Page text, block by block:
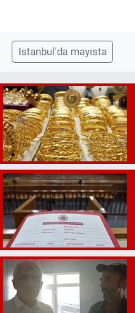
Istanbul'da mayısta